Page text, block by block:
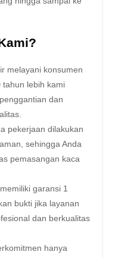
melayani konsumen
tahun lebih kami
dan
pekerjaan dilakukan
sehingga Anda
pemasangan kaca
garansi 1
bukti jika layanan
dan berkualitas
hanya